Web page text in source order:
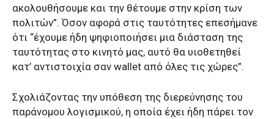
ακολουθήσουμε και την θέτουμε στην κρίση των
πολιτών”. Όσον αφορά στις ταυτότητες επεσήμανε
ότι “έχουμε ήδη ψηφιοποιήσει μια διάσταση της
ταυτότητας στο κινητό μας, αυτό θα υιοθετηθεί
κατ’ αντιστοιχία σαν wallet από όλες τις χώρες”.
Σχολιάζοντας την υπόθεση της διερεύνησης του
παράνομου λογισμικού, η οποία έχει ήδη πάρει τον